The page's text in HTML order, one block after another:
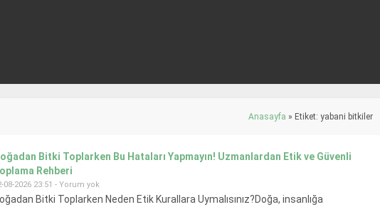
Anasayfa » Etiket: yabani bitkiler
Bitki Toplarken Bu Hataları Yapmayın! Uzmanlardan Etik ve Güvenli
Rehberi
08-2026 23:51 - Yorum yok
Bitki Toplarken Neden Etik Kurallara Uymalısınız?Doğa, insanlığa